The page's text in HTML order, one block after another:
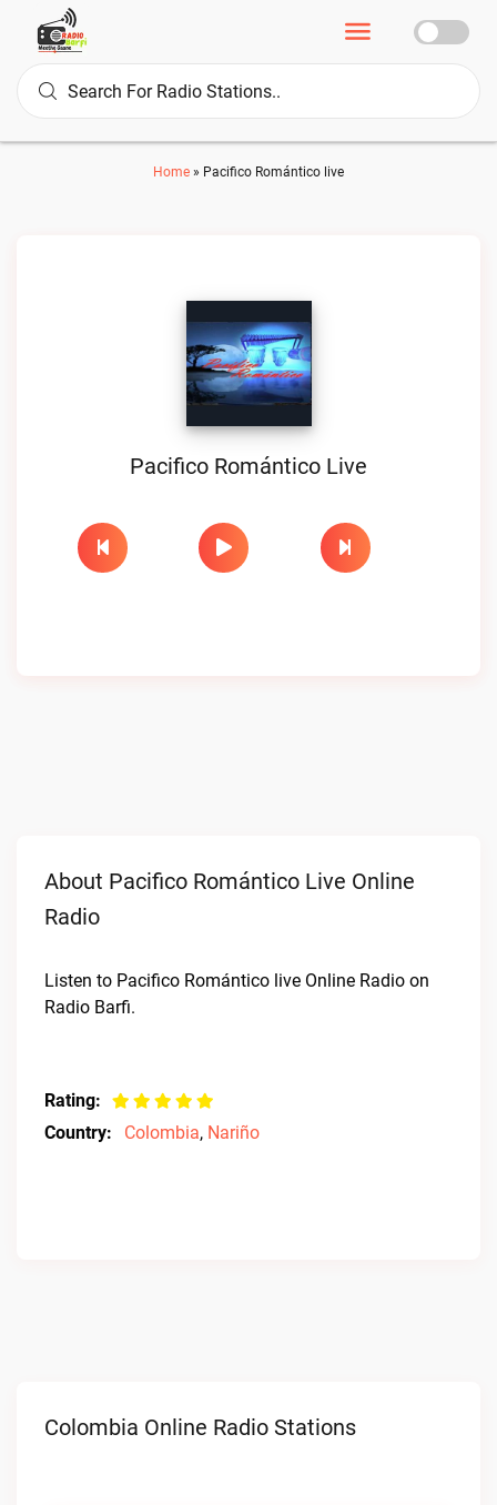
Home » Pacifico Romántico live
Pacifico Romántico Live
About Pacifico Romántico Live Online
Radio
Listen to Pacifico Romántico live Online Radio on
Radio Barfi.
Rating:
Country:
Colombia, Nariño
Colombia Online Radio Stations